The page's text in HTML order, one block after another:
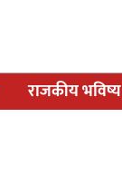
राजकीय भविष्य